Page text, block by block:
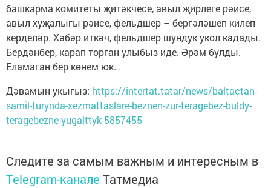
башкарма комитеты җитәкчесе, авыл җирлеге рәисе,
авыл хуҗалыгы рәисе, фельдшер – бергәләшеп килеп
керделәр. Хәбәр иткәч, фельдшер шундук укол кадады.
Бердәнбер, карап торган улыбыз иде. Әрәм булды.
Еламаган бер көнем юк…
Дәвамын укыгыз: https://intertat.tatar/news/baltactan-
samil-turynda-xezmattaslare-beznen-zur-teragebez-buldy-
teragebezne-yugalttyk-5857455
Следите за самым важным и интересным в
Telegram-канале Татмедиа